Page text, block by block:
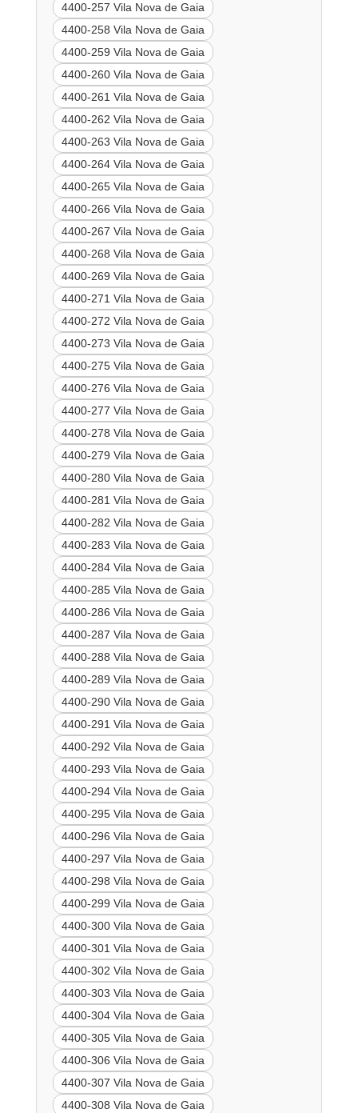
4400-257 Vila Nova de Gaia
4400-258 Vila Nova de Gaia
4400-259 Vila Nova de Gaia
4400-260 Vila Nova de Gaia
4400-261 Vila Nova de Gaia
4400-262 Vila Nova de Gaia
4400-263 Vila Nova de Gaia
4400-264 Vila Nova de Gaia
4400-265 Vila Nova de Gaia
4400-266 Vila Nova de Gaia
4400-267 Vila Nova de Gaia
4400-268 Vila Nova de Gaia
4400-269 Vila Nova de Gaia
4400-271 Vila Nova de Gaia
4400-272 Vila Nova de Gaia
4400-273 Vila Nova de Gaia
4400-275 Vila Nova de Gaia
4400-276 Vila Nova de Gaia
4400-277 Vila Nova de Gaia
4400-278 Vila Nova de Gaia
4400-279 Vila Nova de Gaia
4400-280 Vila Nova de Gaia
4400-281 Vila Nova de Gaia
4400-282 Vila Nova de Gaia
4400-283 Vila Nova de Gaia
4400-284 Vila Nova de Gaia
4400-285 Vila Nova de Gaia
4400-286 Vila Nova de Gaia
4400-287 Vila Nova de Gaia
4400-288 Vila Nova de Gaia
4400-289 Vila Nova de Gaia
4400-290 Vila Nova de Gaia
4400-291 Vila Nova de Gaia
4400-292 Vila Nova de Gaia
4400-293 Vila Nova de Gaia
4400-294 Vila Nova de Gaia
4400-295 Vila Nova de Gaia
4400-296 Vila Nova de Gaia
4400-297 Vila Nova de Gaia
4400-298 Vila Nova de Gaia
4400-299 Vila Nova de Gaia
4400-300 Vila Nova de Gaia
4400-301 Vila Nova de Gaia
4400-302 Vila Nova de Gaia
4400-303 Vila Nova de Gaia
4400-304 Vila Nova de Gaia
4400-305 Vila Nova de Gaia
4400-306 Vila Nova de Gaia
4400-307 Vila Nova de Gaia
4400-308 Vila Nova de Gaia